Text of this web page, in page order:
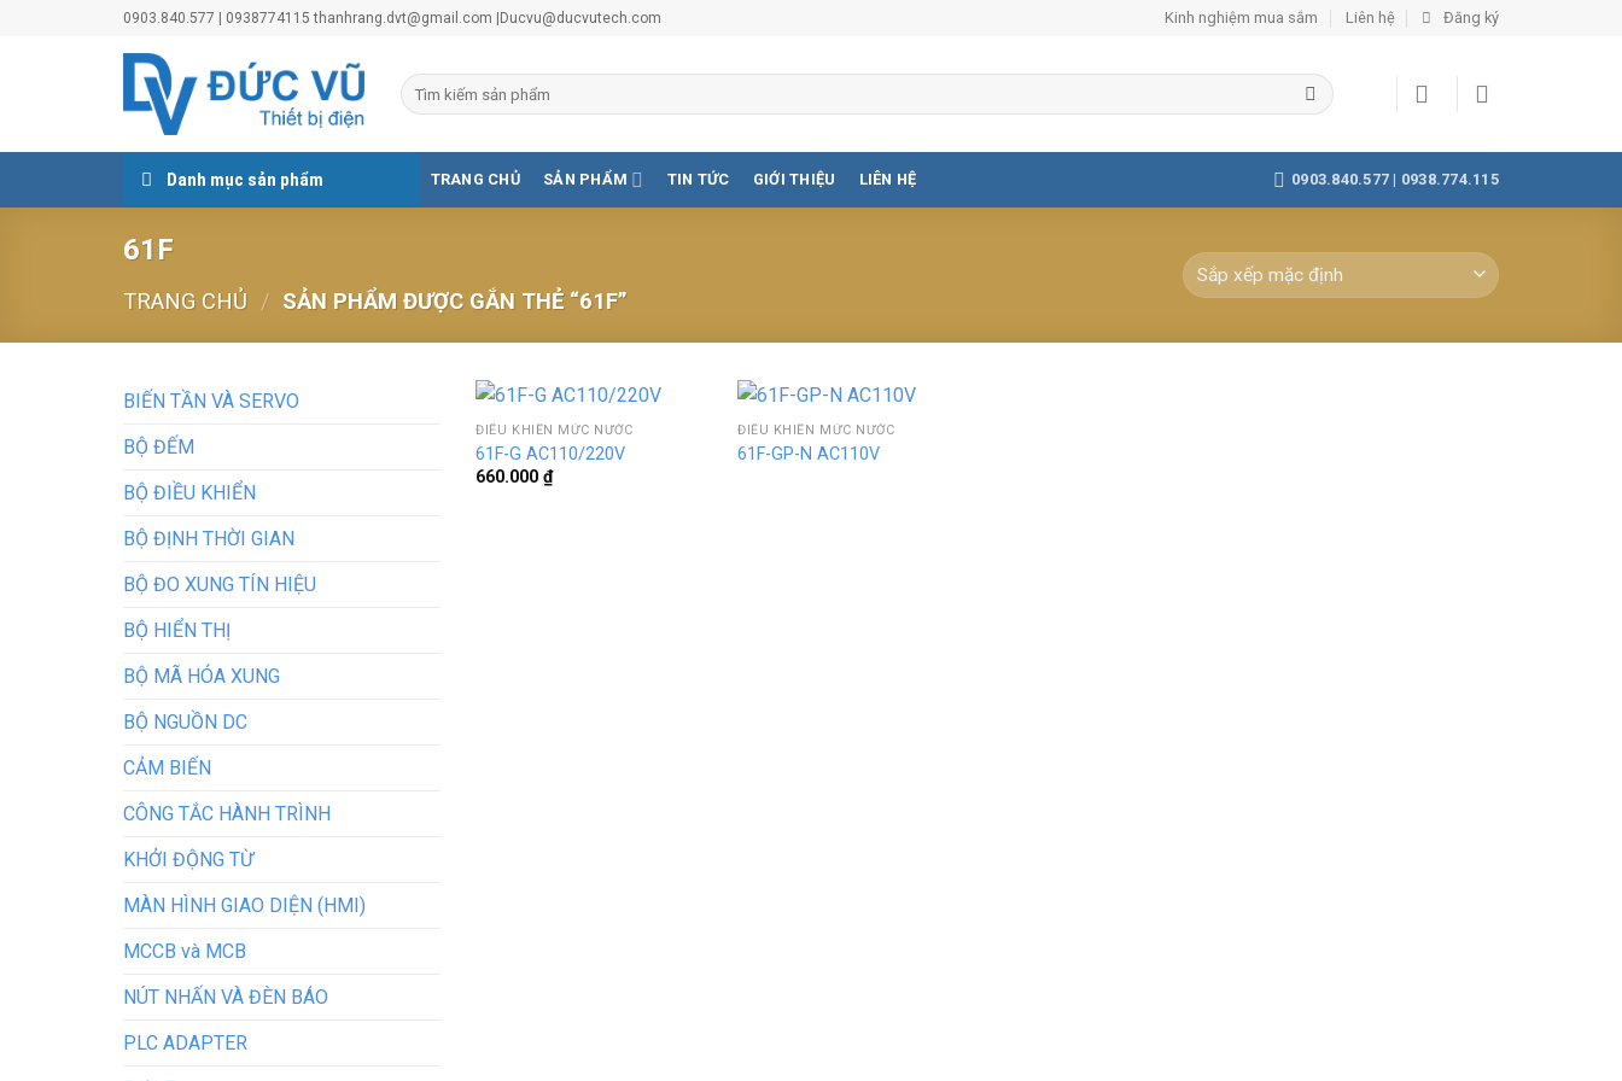
0903.840.577 | 0938774115 thanhrang.dvt@gmail.com |Ducvu@ducvutech.com Kinh nghiệm mua sắm Liên hệ Đăng ký
Danh mục sản phẩm TRANG CHỦ SẢN PHẨM TIN TỨC GIỚI THIỆU LIÊN HỆ 0903.840.577 | 0938.774.115
61F
TRANG CHỦ / SẢN PHẨM ĐƯỢC GẮN THẺ “61F”
BIẾN TẦN VÀ SERVO
BỘ ĐẾM
BỘ ĐIỀU KHIỂN
BỘ ĐỊNH THỜI GIAN
BỘ ĐO XUNG TÍN HIỆU
BỘ HIỂN THỊ
BỘ MÃ HÓA XUNG
BỘ NGUỒN DC
CẢM BIẾN
CÔNG TẮC HÀNH TRÌNH
KHỞI ĐỘNG TỪ
MÀN HÌNH GIAO DIỆN (HMI)
MCCB và MCB
NÚT NHẤN VÀ ĐÈN BÁO
PLC ADAPTER
ĐIỀU KHIỂN MỨC NƯỚC
61F-G AC110/220V
660.000₫
ĐIỀU KHIỂN MỨC NƯỚC
61F-GP-N AC110V